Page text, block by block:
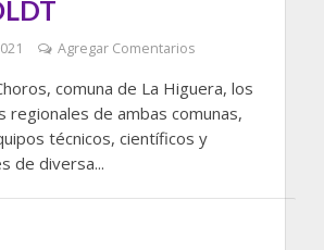
Agregar Comentarios
comuna de La Higuera, los
regionales de ambas comunas,
técnicos, científicos y
de diversa...